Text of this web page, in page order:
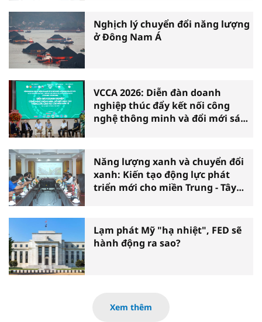
Nghịch lý chuyển đổi năng lượng
ở Đông Nam Á
VCCA 2026: Diễn đàn doanh
nghiệp thúc đẩy kết nối công
nghệ thông minh và đổi mới sáng
Năng lượng xanh và chuyển đổi
xanh: Kiến tạo động lực phát
triển mới cho miền Trung - Tây
Lạm phát Mỹ "hạ nhiệt", FED sẽ
hành động ra sao?
Xem thêm